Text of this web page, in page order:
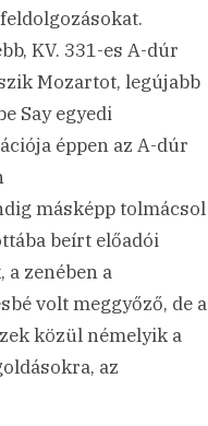
KV. 331-es A-dúr
Mozartot, legújabb
Say egyedi
éppen az A-dúr
másképp tolmácsol
beírt előadói
zenében a
volt meggyőző, de a
közül némelyik a
az